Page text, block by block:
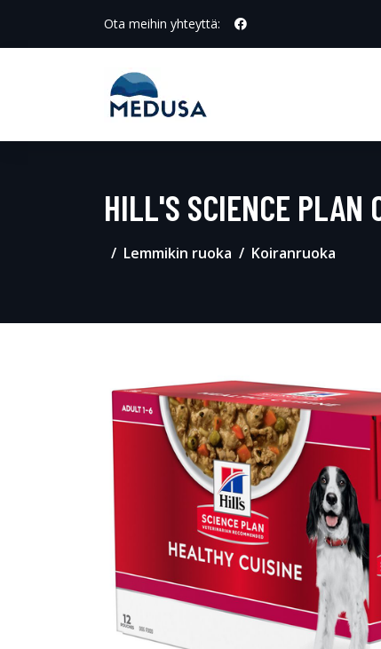
Ota meihin yhteyttä:
HILL'S SCIENCE PLAN
Lemmikin ruoka Koiranruoka